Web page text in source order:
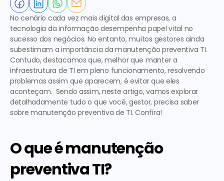
No cenário cada vez mais digital das empresas, a
tecnologia da informação desempenha papel vital no
sucesso dos negócios. No entanto, muitos gestores ainda
subestimam a importância da manutenção preventiva TI.
Contudo, destacamos que, melhor que manter a
infraestrutura de TI em pleno funcionamento, resolvendo
problemas assim que aparecem, é evitar que eles
aconteçam.  Sendo assim, neste artigo, vamos explorar
detalhadamente tudo o que você, gestor, precisa saber
sobre manutenção preventiva de TI. Confira!
O que é manutenção
preventiva TI?